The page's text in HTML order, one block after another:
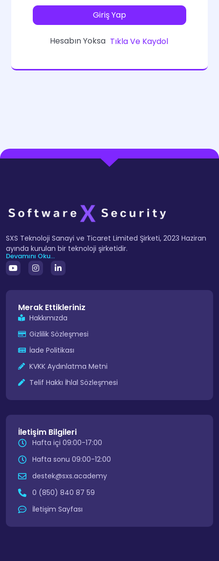
Giriş Yap
Hesabın Yoksa Tıkla Ve Kaydol
SXS Teknoloji Sanayi ve Ticaret Limited Şirketi, 2023 Haziran
ayında kurulan bir teknoloji şirketidir.
Devamını Oku...
Merak Ettikleriniz
Hakkımızda
Gizlilik Sözleşmesi
İade Politikası
KVKK Aydınlatma Metni
Telif Hakkı İhlal Sözleşmesi
İletişim Bilgileri
Hafta içi 09:00-17:00
Hafta sonu 09:00-12:00
destek@sxs.academy
0 (850) 840 87 59
İletişim Sayfası